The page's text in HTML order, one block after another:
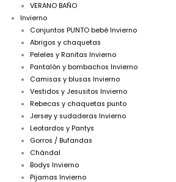
VERANO BAÑO
Invierno
Conjuntos PUNTO bebé Invierno
Abrigos y chaquetas
Peleles y Ranitas Invierno
Pantalón y bombachos Invierno
Camisas y blusas Invierno
Vestidos y Jesusitos Invierno
Rebecas y chaquetas punto
Jersey y sudaderas Invierno
Leotardos y Pantys
Gorros / Bufandas
Chándal
Bodys Invierno
Pijamas Invierno